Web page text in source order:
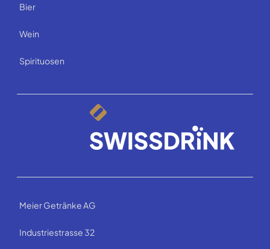
Bier
Wein
Spirituosen
Meier Getränke AG
Industriestrasse 32